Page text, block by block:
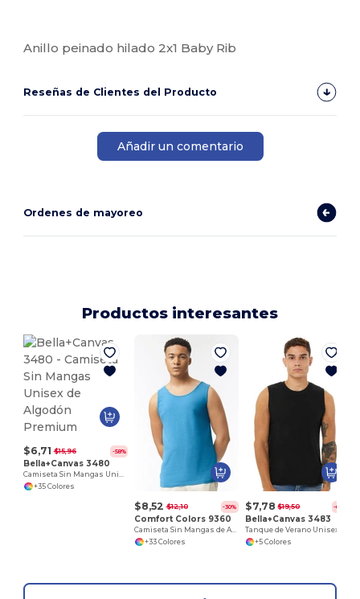
Anillo peinado hilado 2x1 Baby Rib
Reseñas de Clientes del Producto
Añadir un comentario
Ordenes de mayoreo
Productos interesantes
$6,71 $15,96 -58%
Bella+Canvas 3480
Camiseta Sin Mangas Unisex de Algodón Premium
+35 Colores
$8,52 $12,10 -30%
Comfort Colors 9360
Camiseta Sin Mangas de Algodón Teñido Confort
+33 Colores
$7,78 $19,50 -60%
Bella+Canvas 3483
+5 Colores